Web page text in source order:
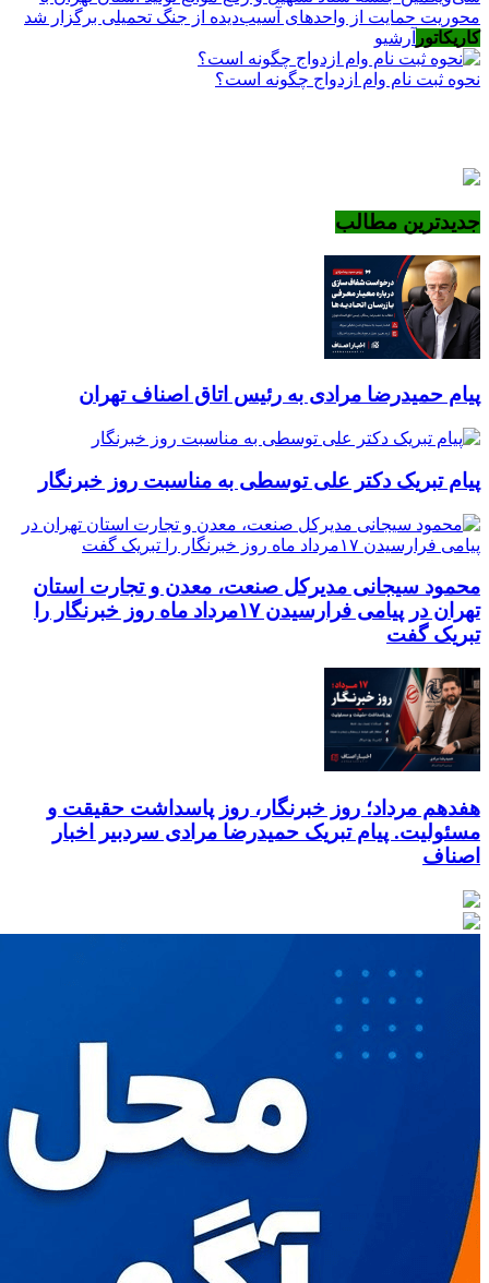
محوریت حمایت از واحدهای آسیب‌دیده از جنگ تحمیلی برگزار شد
کاریکاتور آرشیو
نحوه ثبت نام وام ازدواج چگونه است؟
جدیدترین مطالب
پیام حمیدرضا مرادی به رئیس اتاق اصناف تهران
پیام تبریک دکتر علی توسطی به مناسبت روز خبرنگار
محمود سیجانی مدیرکل صنعت، معدن و تجارت استان
تهران در پیامی فرارسیدن ۱۷مرداد ماه روز خبرنگار را
تبریک گفت
هفدهم مرداد؛ روز خبرنگار، روز پاسداشت حقیقت و
مسئولیت. پیام تبریک حمیدرضا مرادی سردبیر اخبار
اصناف